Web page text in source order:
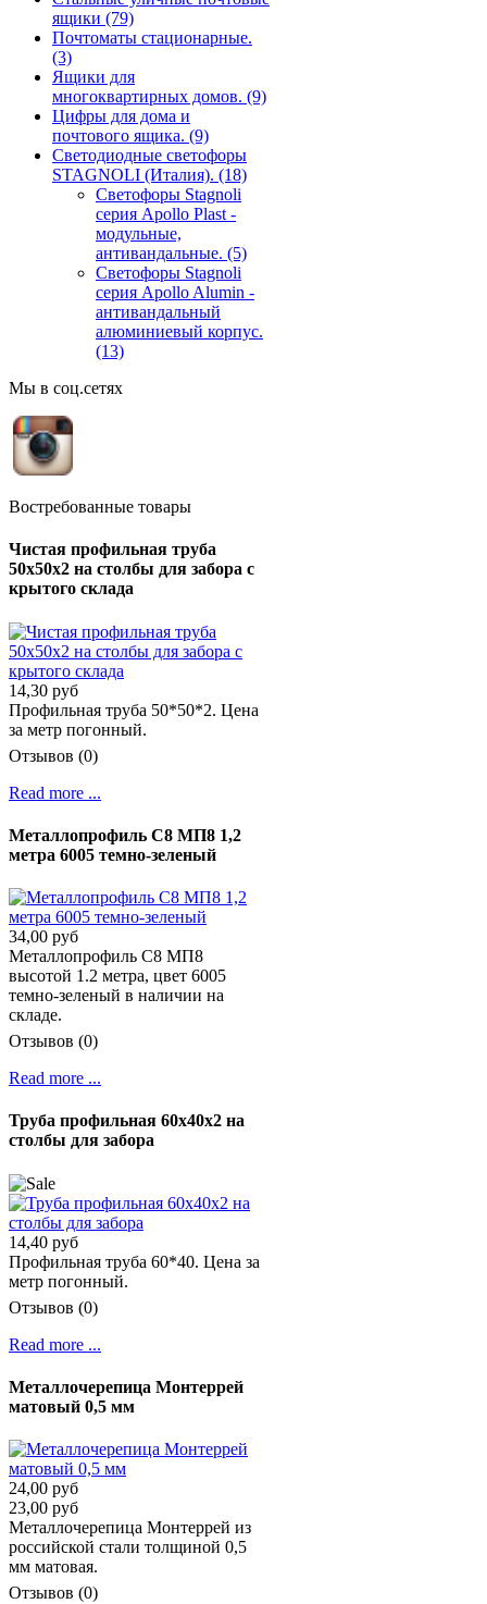
ящики (79)
Почтоматы стационарные.
(3)
Ящики для
многоквартирных домов. (9)
Цифры для дома и
почтового ящика. (9)
Светодиодные светофоры
STAGNOLI (Италия). (18)
Светофоры Stagnoli
серия Apollo Plast -
модульные,
антивандальные. (5)
Светофоры Stagnoli
серия Apollo Alumin -
антивандальный
алюминиевый корпус.
(13)
Мы в соц.сетях
Востребованные товары
Чистая профильная труба
50х50х2 на столбы для забора с
крытого склада
14,30 руб
Профильная труба 50*50*2. Цена
за метр погонный.
Отзывов (0)
Read more ...
Металлопрофиль С8 МП8 1,2
метра 6005 темно-зеленый
34,00 руб
Металлопрофиль С8 МП8
высотой 1.2 метра, цвет 6005
темно-зеленый в наличии на
складе.
Отзывов (0)
Read more ...
Труба профильная 60х40х2 на
столбы для забора
14,40 руб
Профильная труба 60*40. Цена за
метр погонный.
Отзывов (0)
Read more ...
Металлочерепица Монтеррей
матовый 0,5 мм
24,00 руб
23,00 руб
Металлочерепица Монтеррей из
российской стали толщиной 0,5
мм матовая.
Отзывов (0)